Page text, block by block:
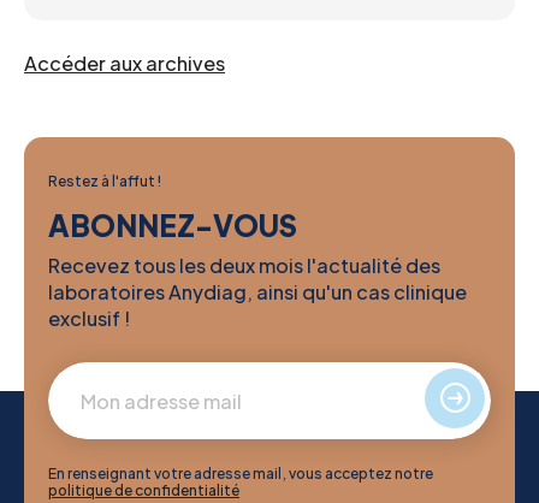
Accéder aux archives
Restez à l'affut !
ABONNEZ-VOUS
Recevez tous les deux mois l'actualité des
laboratoires Anydiag, ainsi qu'un cas clinique
exclusif !
En renseignant votre adresse mail, vous acceptez notre
politique de confidentialité